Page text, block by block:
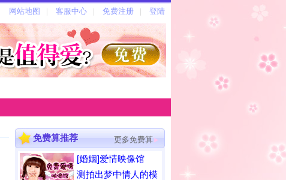
免费算推荐 更多免费算
[婚姻]爱情映像馆
测拍出梦中情人的模